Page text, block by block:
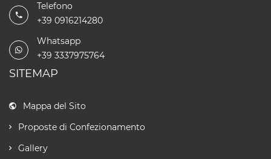
Telefono
+39 0916214280
Whatsapp
+39 3337975764
SITEMAP
Mappa del Sito
Proposte di Confezionamento
Gallery